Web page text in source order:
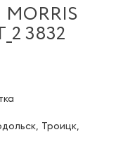
3832
Троицк